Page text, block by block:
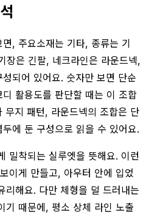
, 주요소재는 기타, 종류는 기
장은 긴팔, 네크라인은 라운드넥,
되어 있어요. 숫자만 보면 단순
활용도를 판단할 때는 이 조합
무지 패턴, 라운드넥의 조합은 단
에 둔 구성으로 읽을 수 있어요.
밀착되는 실루엣을 뜻해요. 이런
이게 만들고, 아우터 안에 입었
리해요. 다만 체형을 덜 드러내는
기 때문에, 평소 상체 라인 노출